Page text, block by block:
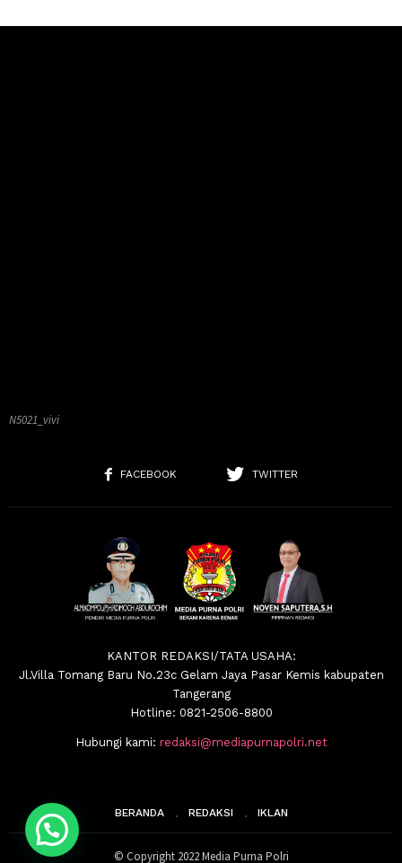
N5021_vivi
FACEBOOK TWITTER
KANTOR REDAKSI/TATA USAHA:
Jl.Villa Tomang Baru No.23c Gelam Jaya Pasar Kemis kabupaten
Tangerang
Hotline: 0821-2506-8800
Hubungi kami: redaksi@mediapurnapolri.net
BERANDA REDAKSI IKLAN
© Copyright 2022 Media Purna Polri